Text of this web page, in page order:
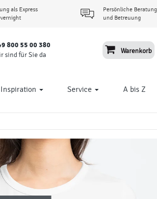
als Express
Persönliche Beratung
und Betreuung
800 55 00 380
sind für Sie da
Warenkorb
Inspiration Service A bis Z